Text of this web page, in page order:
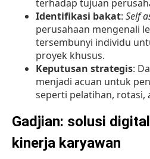
terhadap tujuan
Identifikasi bakat: Self
perusahaan mengenali
tersembunyi individu
proyek khusus.
Keputusan strategis:
menjadi acuan untuk
seperti pelatihan, rotasi,
Gadjian: solusi
kinerja karyawan